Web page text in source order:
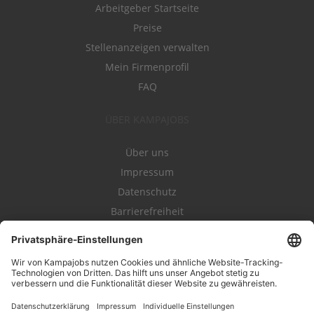
Arbeitgeber Startseite
Preise
Stellenanzeigen verwalten
Mein Firmenprofil
FAQ
Über uns
Impressum
Datenschutz
Barrierefreiheit
Kampahire
Kampagnenforum
LeadNow